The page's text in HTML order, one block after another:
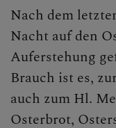
Nach dem
Nacht auf den
Auferstehung
Brauch ist es,
auch zum Hl.
Osterbrot,